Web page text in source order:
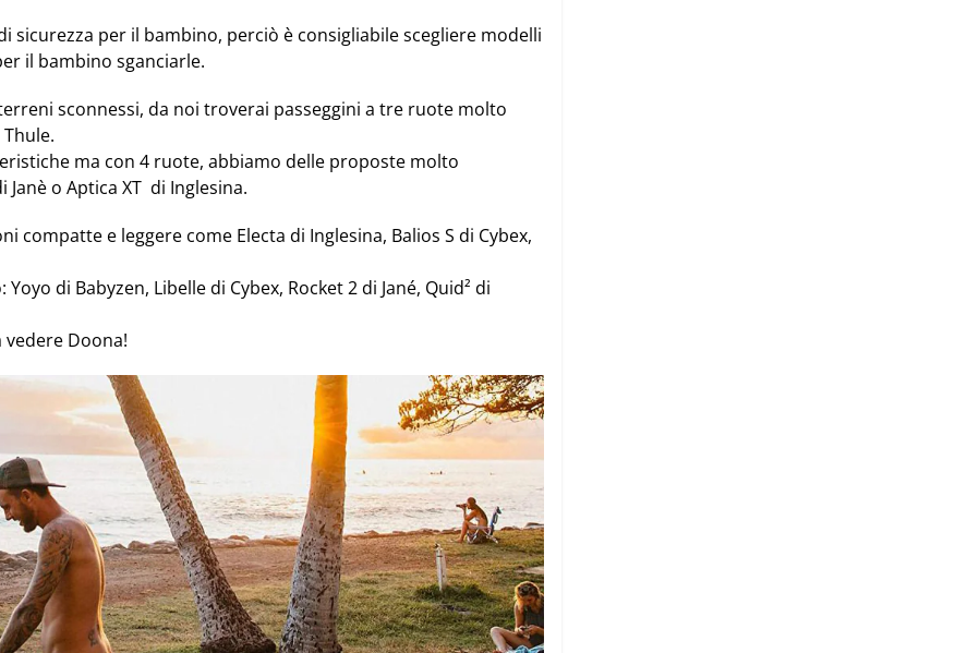
per il bambino, perciò è consigliabile scegliere modelli
il bambino sganciarle.
sconnessi, da noi troverai passeggini a tre ruote molto
.
ma con 4 ruote, abbiamo delle proposte molto
Janè o Aptica XT di Inglesina.
compatte e leggere come Electa di Inglesina, Balios S di Cybex,
Yoyo di Babyzen, Libelle di Cybex, Rocket 2 di Jané, Quid² di
vedere Doona!